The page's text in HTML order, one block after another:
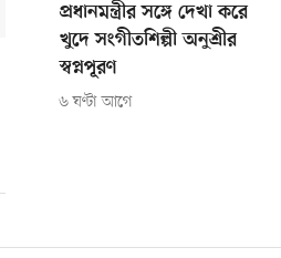
প্রধানমন্ত্রীর সঙ্গে দেখা করে
খুদে সংগীতশিল্পী অনুশ্রীর
স্বপ্নপূরণ
৬ ঘণ্টা আগে